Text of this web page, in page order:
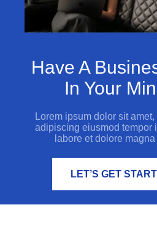
Have A
In Your
Lorem ipsum dolor sit
adipiscing eiusmod tempor
labore et dolore
LET’S GET